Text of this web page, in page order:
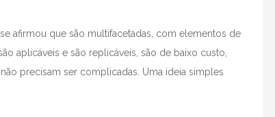
afirmou que são multifacetadas, com elementos de
aplicáveis e são replicáveis, são de baixo custo,
precisam ser complicadas. Uma ideia simples